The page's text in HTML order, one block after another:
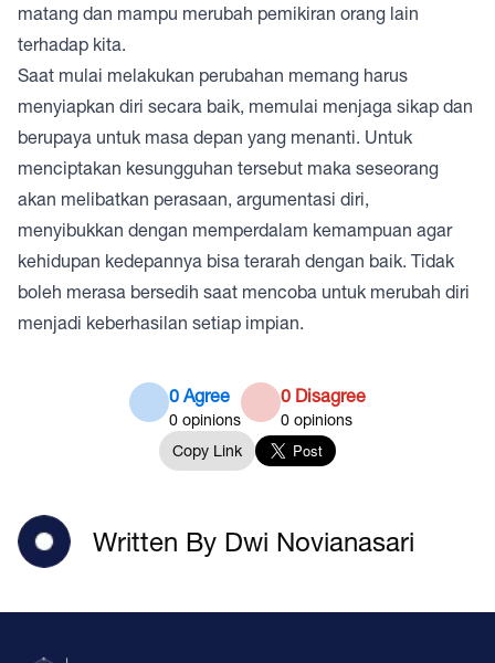
matang dan mampu merubah pemikiran orang lain
terhadap kita.
Saat mulai melakukan perubahan memang harus
menyiapkan diri secara baik, memulai menjaga sikap dan
berupaya untuk masa depan yang menanti. Untuk
menciptakan kesungguhan tersebut maka seseorang
akan melibatkan perasaan, argumentasi diri,
menyibukkan dengan memperdalam kemampuan agar
kehidupan kedepannya bisa terarah dengan baik. Tidak
boleh merasa bersedih saat mencoba untuk merubah diri
menjadi keberhasilan setiap impian.
0 Agree
0 opinions
0 Disagree
0 opinions
Copy Link
Written By Dwi Novianasari